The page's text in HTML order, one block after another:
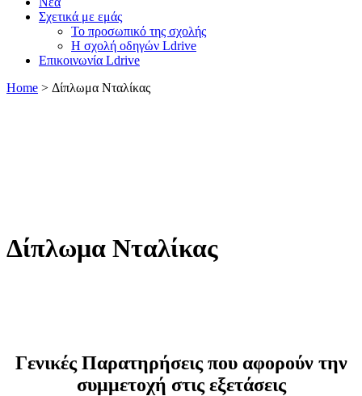
Σχετικά με εμάς
Το προσωπικό της σχολής
Η σχολή οδηγών Ldrive
Επικοινωνία Ldrive
Home > Δίπλωμα Νταλίκας
Δίπλωμα Νταλίκας
Γενικές Παρατηρήσεις που αφορούν την
συμμετοχή στις εξετάσεις